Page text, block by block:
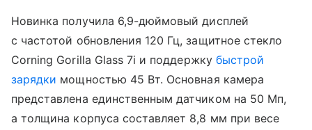
Новинка получила 6,9-дюймовый дисплей
с частотой обновления 120 Гц, защитное стекло
Corning Gorilla Glass 7i и поддержку быстрой
зарядки мощностью 45 Вт. Основная камера
представлена единственным датчиком на 50 Мп,
а толщина корпуса составляет 8,8 мм при весе